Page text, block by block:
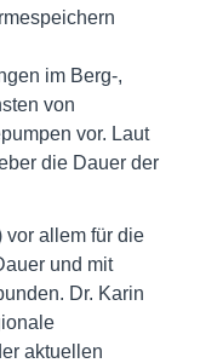
im Berg-,
von
vor. Laut
die Dauer der
vor allem für die
und mit
Dr. Karin
aktuellen